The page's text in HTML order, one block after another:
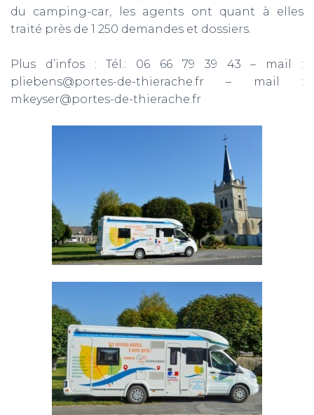
du camping-car, les agents ont quant à elles
traité près de 1 250 demandes et dossiers.
Plus d’infos : Tél.: 06 66 79 39 43 – mail :
pliebens@portes-de-thierache.fr – mail :
mkeyser@portes-de-thierache.fr